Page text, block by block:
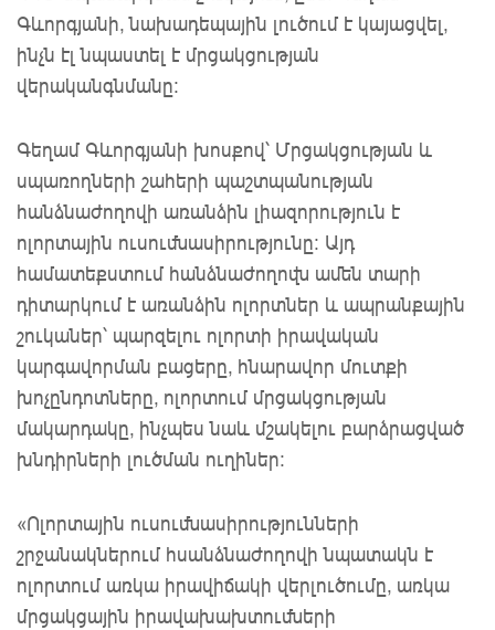
Գևորգյանի, նախադեպային լուծում է կայացվել,
ինչն էլ նպաստել է մրցակցության
վերականգնմանը:
Գեղամ Գևորգյանի խոսքով՝ Մրցակցության և
սպառողների շահերի պաշտպանության
հանձնաժողովի առանձին լիազորություն է
ոլորտային ուսումնասիրությունը: Այդ
համատեքստում հանձնաժողովն ամեն տարի
դիտարկում է առանձին ոլորտներ և ապրանքային
շուկաներ՝ պարզելու ոլորտի իրավական
կարգավորման բացերը, հնարավոր մուտքի
խոչընդոտները, ոլորտում մրցակցության
մակարդակը, ինչպես նաև մշակելու բարձրացված
խնդիրների լուծման ուղիներ:
«Ոլորտային ուսումնասիրությունների
շրջանակներում հսանձնաժողովի նպատակն է
ոլորտում առկա իրավիճակի վերլուծումը, առկա
մրցակցային իրավախախտումների